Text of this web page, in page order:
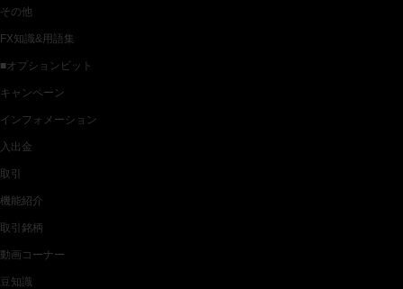
その他
FX知識&用語集
■オプションビット
キャンペーン
インフォメーション
入出金
取引
機能紹介
取引銘柄
動画コーナー
豆知識